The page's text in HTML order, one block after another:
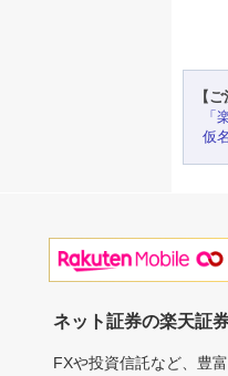
【
「
仮
ネット証券の楽天証
FXや投資信託など、豊